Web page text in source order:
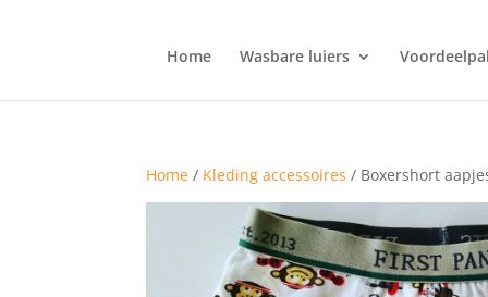
Home Wasbare luiers
Home / Kleding accessoires / Boxershort